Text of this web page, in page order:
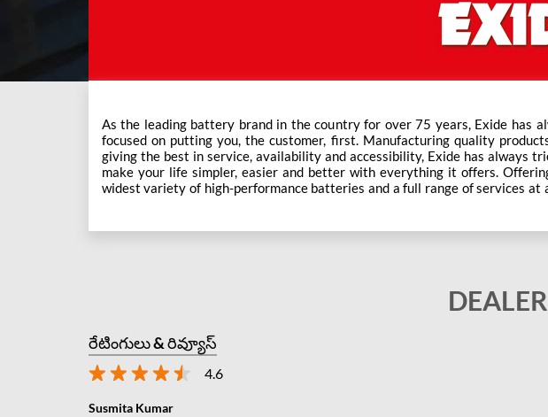
As the leading battery brand in the country for over 75 years, Exide has
focused on putting you, the customer, first. Manufacturing quality
giving the best in service, availability and accessibility, Exide has always
make your life simpler, easier and better with everything it offers.
widest variety of high-performance batteries and a full range of services at
Exide Care outlets, Exide has forever been the most trusted brand in the
This ever-increasing network of Exide Care outlets across the country
DEALER
రేటింగులు & రివ్యూస్
4.6
Susmita Kumar